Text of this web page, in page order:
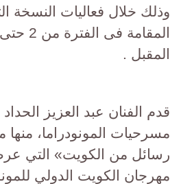
وذلك خلال فعاليات النسخة
المقبل .
قدم الفنان عبد العزيز
مسرحيات المونودراما، منها
رسائل من الكويت» التي
مهرجان الكويت الدولي